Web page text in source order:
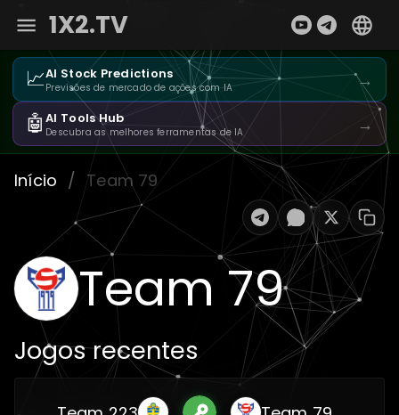
1X2.TV
📈AI Stock Predictions
Previsões de mercado de ações com IA →
🤖AI Tools Hub
Descubra as melhores ferramentas de IA →
Início / Team 79
Team 79
Jogos recentes